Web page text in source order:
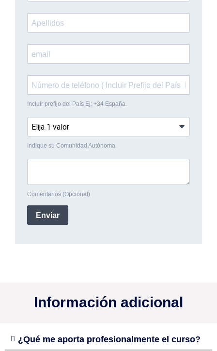
Información adicional
¿Qué me aporta profesionalmente el curso?